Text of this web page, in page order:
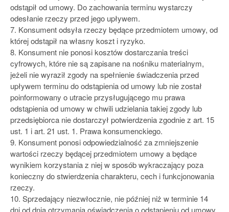
odstąpił od umowy. Do zachowania terminu wystarczy
odesłanie rzeczy przed jego upływem.
7. Konsument odsyła rzeczy będące przedmiotem umowy, od
której odstąpił na własny koszt i ryzyko.
8. Konsument nie ponosi kosztów dostarczania treści
cyfrowych, które nie są zapisane na nośniku materialnym,
jeżeli nie wyraził zgody na spełnienie świadczenia przed
upływem terminu do odstąpienia od umowy lub nie został
poinformowany o utracie przysługującego mu prawa
odstąpienia od umowy w chwili udzielania takiej zgody lub
przedsiębiorca nie dostarczył potwierdzenia zgodnie z art. 15
ust. 1 i art. 21 ust. 1. Prawa konsumenckiego.
9. Konsument ponosi odpowiedzialność za zmniejszenie
wartości rzeczy będącej przedmiotem umowy a będące
wynikiem korzystania z niej w sposób wykraczający poza
konieczny do stwierdzenia charakteru, cech i funkcjonowania
rzeczy.
10. Sprzedający niezwłocznie, nie później niż w terminie 14
dni od dnia otrzymania oświadczenia o odstąpieniu od umowy